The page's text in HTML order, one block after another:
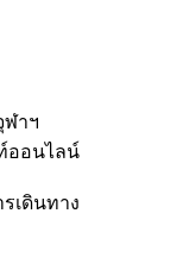
ฬาฯ
ออนไลน์
เดินทาง